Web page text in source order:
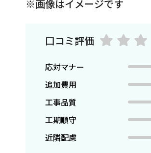
※画像はイメージです
口コミ評価
応対マナー
追加費用
工事品質
工期順守
近隣配慮